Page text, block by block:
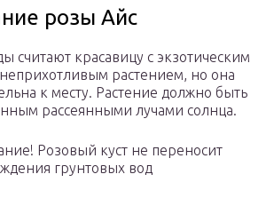
розы Айс
считают красавицу с экзотическим
растением, но она
к месту. Растение должно быть
рассеянными лучами солнца.
Розовый куст не переносит
грунтовых вод